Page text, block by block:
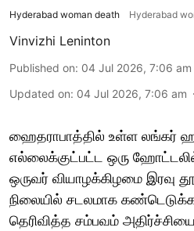
Hyderabad woman death Hyderabad
Vinvizhi Leninton
Published on: 04 Jul 2026, 7:06 am
Updated on: 04 Jul 2026, 7:06 am
ஹைதராபாத்தில் உள்ள லங்கர்
எல்லைக்குட்பட்ட ஒரு
ஒருவர் வியாழக்கிழமை இரவு
நிலையில் சடலமாக
தெரிவித்த சம்பவம் அதிர்ச்சியை